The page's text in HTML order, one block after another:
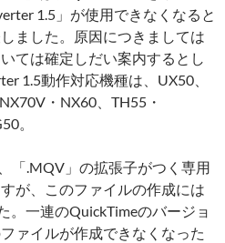
1.5」が使用できなくなると
ました。原因につきましては
ては確定しだい案内するとし
1.5動作対応機種は、UX50、
・NX60、TH55・
。
「.MQV」の拡張子がつく専用
が、このファイルの作成には
。一連のQuickTimeのバージョ
ァイルが作成できなくなった